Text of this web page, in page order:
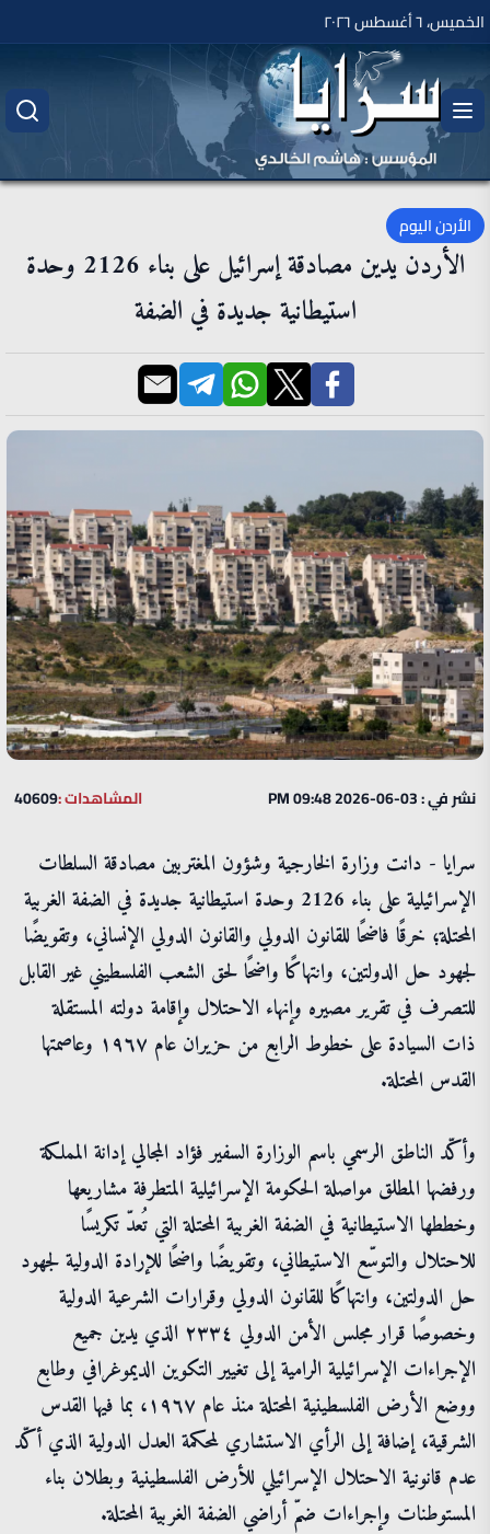
الخميس، ٦ أغسطس ٢٠٢٦
الأردن اليوم
الأردن يدين مصادقة إسرائيل على بناء 2126 وحدة
استيطانية جديدة في الضفة
نشر في : 03-06-2026 09:48 PM المشاهدات :40609
سرايا - دانت وزارة الخارجية وشؤون المغتربين مصادقة السلطات
الإسرائيلية على بناء 2126 وحدة استيطانية جديدة في الضفة الغربية
المحتلة؛ خرقًا فاضحًا للقانون الدولي والقانون الدولي الإنساني، وتقويضًا
لجهود حل الدولتين، وانتهاكًا واضحًا لحق الشعب الفلسطيني غير القابل
للتصرف في تقرير مصيره وإنهاء الاحتلال وإقامة دولته المستقلة
ذات السيادة على خطوط الرابع من حزيران عام ١٩٦٧ وعاصمتها
القدس المحتلة.
وأكّد الناطق الرسمي باسم الوزارة السفير فؤاد المجالي إدانة المملكة
ورفضها المطلق مواصلة الحكومة الإسرائيلية المتطرفة مشاريعها
وخططها الاستيطانية في الضفة الغربية المحتلة التي تُعدّ تكريسًا
للاحتلال والتوسّع الاستيطاني، وتقويضًا واضحًا للإرادة الدولية لجهود
حل الدولتين، وانتهاكًا للقانون الدولي وقرارات الشرعية الدولية
وخصوصًا قرار مجلس الأمن الدولي ٢٣٣٤ الذي يدين جميع
الإجراءات الإسرائيلية الرامية إلى تغيير التكوين الديموغرافي وطابع
ووضع الأرض الفلسطينية المحتلة منذ عام ١٩٦٧، بما فيها القدس
الشرقية، إضافة إلى الرأي الاستشاري لمحكمة العدل الدولية الذي أكّد
عدم قانونية الاحتلال الإسرائيلي للأرض الفلسطينية وبطلان بناء
المستوطنات وإجراءات ضمّ أراضي الضفة الغربية المحتلة.